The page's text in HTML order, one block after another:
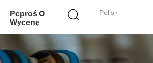
Polish
Poproś O
Wycenę